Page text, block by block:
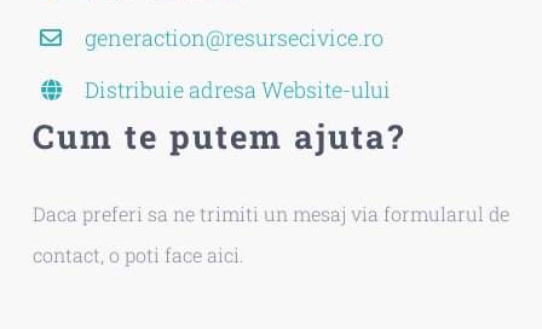
generaction@resursecivice.ro
Distribuie adresa Website-ului
Cum te putem ajuta?
Daca preferi sa ne trimiti un mesaj via formularul de
contact, o poti face aici.